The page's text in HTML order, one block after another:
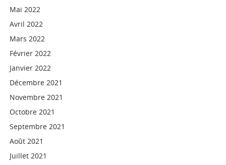
Mai 2022
Avril 2022
Mars 2022
Février 2022
Janvier 2022
Décembre 2021
Novembre 2021
Octobre 2021
Septembre 2021
Août 2021
Juillet 2021